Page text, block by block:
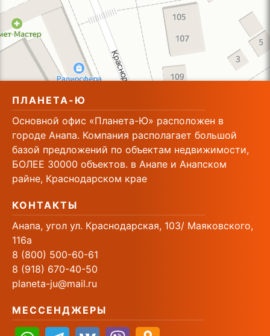
ПЛАНЕТА-Ю
Основной офис «Планета-Ю» расположен в
городе Анапа. Компания располагает большой
базой предложений по объектам недвижимости,
БОЛЕЕ 30000 объектов. в Анапе и Анапском
райне, Краснодарском крае
КОНТАКТЫ
Анапа, угол ул. Краснодарская, 103/ Маяковского,
116а
8 (800) 500-60-61
8 (918) 670-40-50
planeta-ju@mail.ru
МЕССЕНДЖЕРЫ